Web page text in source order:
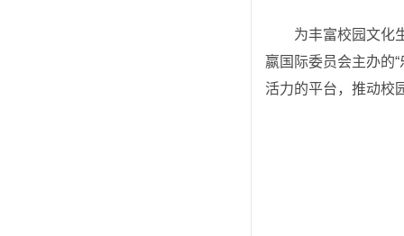
为丰富校园文化
嬴国际委员会主办的
活力的平台，推动校